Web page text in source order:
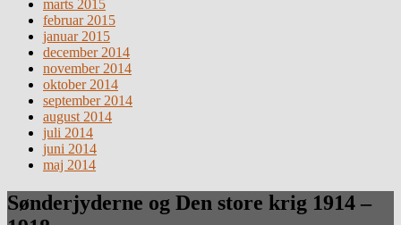
marts 2015
februar 2015
januar 2015
december 2014
november 2014
oktober 2014
september 2014
august 2014
juli 2014
juni 2014
maj 2014
Sønderjyderne og Den store krig 1914 –